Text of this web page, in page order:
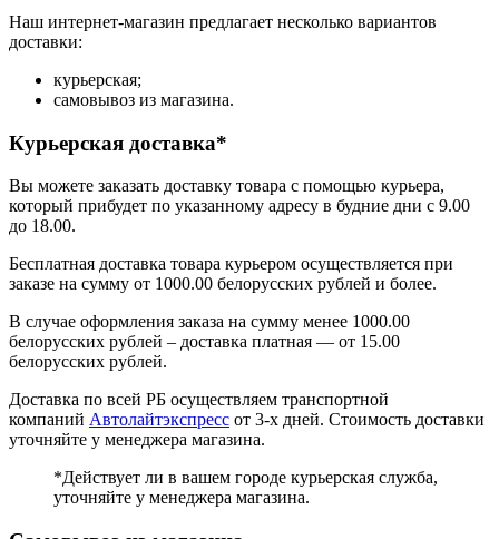
Наш интернет-магазин предлагает несколько вариантов
доставки:
курьерская;
самовывоз из магазина.
Курьерская доставка*
Вы можете заказать доставку товара с помощью курьера,
который прибудет по указанному адресу в будние дни с 9.00
до 18.00.
Бесплатная доставка товара курьером осуществляется при
заказе на сумму от 1000.00 белорусских рублей и более.
В случае оформления заказа на сумму менее 1000.00
белорусских рублей – доставка платная — от 15.00
белорусских рублей.
Доставка по всей РБ осуществляем транспортной
компаний Автолайтэкспресс от 3-х дней. Стоимость доставки
уточняйте у менеджера магазина.
*Действует ли в вашем городе курьерская служба,
уточняйте у менеджера магазина.